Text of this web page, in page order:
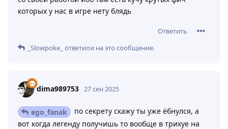
которых у нас в игре нету блядь
Ответить
_Slowpoke_ ответили на это сообщение.
dima989753 27 сен 2025
ego_fanak
по секрету скажу ты уже ёбнулся, а
вот когда легенду получишь то вообще в трихуе на